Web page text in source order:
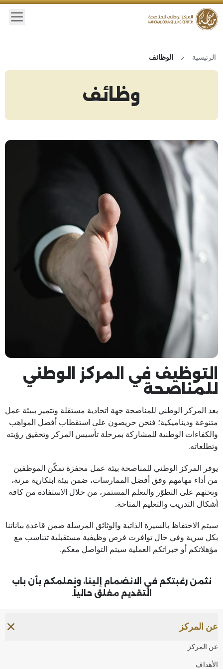
الرئيسية الوظائف
وظائف
التوظيف في المركز الوطني
للمناصحة
يعد المركز الوطني للمناصحة جهة اتحادية مستقلة وتتميز ببيئة عمل
متنوعة وديناميكية؛ فنحن حريصون على استقطاب أفضل المواهب
والكفاءات الوطنية للمشاركة بمرحلة تأسيس المركز وتحقيق رؤيته
وتطلعاته.
يوفر المركز الوطني للمناصحة بيئة عمل محفزة تمكّن الموظفين
من أداء مهامهم وفق أفضل الممارسات، ضمن بيئة ابتكارية مرنة،
وتحثهم على التطوّر والتعلم المستمر، من خلال الاستفادة من كافة
أشكال التدريب والتعليم المتاحة.
سيتم الاحتفاظ بالسيرة الذاتية والوثائق المرسلة ضمن قاعدة بياناتنا
بكل سرية وفي حال توافرت فرص وظيفية مستقبلية تتناسب مع
مؤهلاتكم أو خبراتكم العملية سيتم التواصل معكم.
نثمن رغبتكم في الانضمام إلينا، ونعلمكم بأن باب
التقديم مغلق حالياً.
عن المركز
عن المركز
الأهداف